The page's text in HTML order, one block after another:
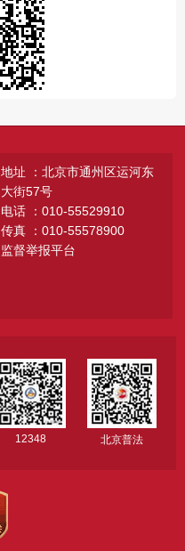
地址 ：北京市通州区运河东
大街57号
电话 ：010-55529910
传真 ：010-55578900
监督举报平台
12348 北京普法